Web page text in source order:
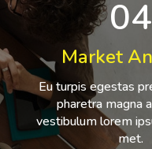
04
Market
Eu turpis egestas
pharetra magna
vestibulum lorem
met.